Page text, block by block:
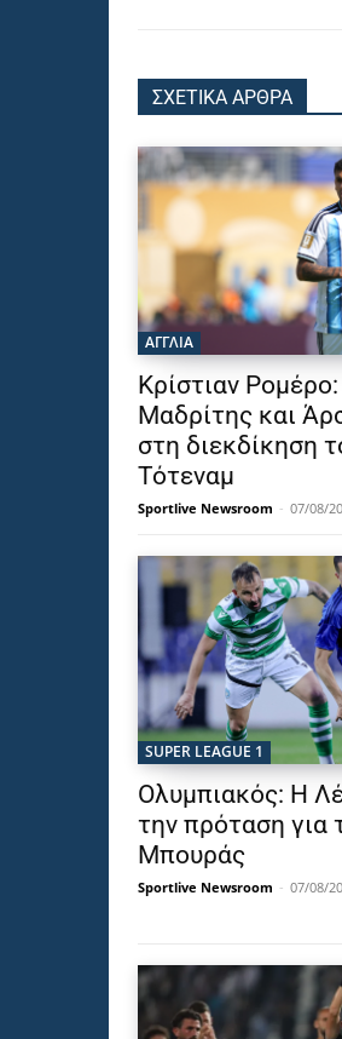
ΣΧΕΤΙΚΑ ΑΡΘΡΑ
ΑΓΓΛΙΑ
Κρίστιαν
Μαδρίτης και
στη διεκδίκηση
Τότεναμ
Sportlive Newsroom - 07/08/
SUPER LEAGUE 1
Ολυμπιακός: Η
την πρόταση για
Μπουράς
Sportlive Newsroom - 07/08/